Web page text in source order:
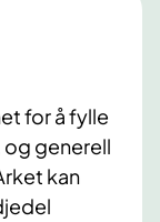
for å fylle
og generell
kan